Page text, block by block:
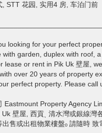
, STT 花园, 实用4 房, 车泊门前
looking for your perfect
with garden, duplex with roof,
lease or rent in Pik Uk 壁屋,
over 20 years of property
perfect property. Please call
Eastmount Property Agency
壁屋, 西貢ˎ 清水灣或銀線灣
出售或出租物業樓盤ₒ 請隨時